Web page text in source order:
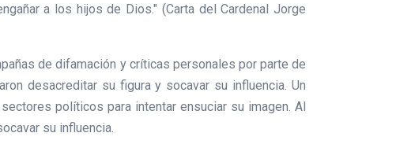
a los hijos de Dios." (Carta del Cardenal Jorge
de difamación y críticas personales por parte de
desacreditar su figura y socavar su influencia. Un
políticos para intentar ensuciar su imagen. Al
su influencia.